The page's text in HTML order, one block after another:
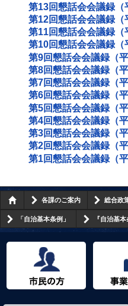
第13回懇話会会議録（
第12回懇話会会議録（
第11回懇話会会議録（
第10回懇話会会議録（
第9回懇話会会議録（
第8回懇話会会議録（
第7回懇話会会議録（
第6回懇話会会議録（
第5回懇話会会議録（
第4回懇話会会議録（
第3回懇話会会議録（
第2回懇話会会議録（
第1回懇話会会議録（
各課のご案内 総合政
「自治基本条例」 『自治基